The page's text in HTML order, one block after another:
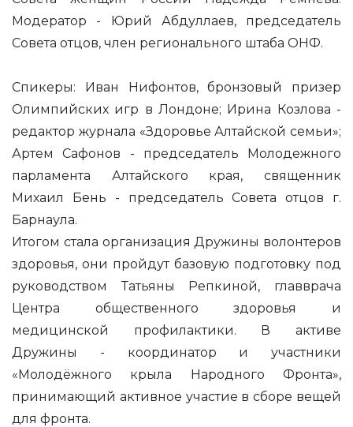
Модератор - Юрий Абдуллаев, председатель
Совета отцов, член регионального штаба ОНФ.
Спикеры: Иван Нифонтов, бронзовый призер
Олимпийских игр в Лондоне; Ирина Козлова -
редактор журнала «Здоровье Алтайской семьи»;
Артем Сафонов - председатель Молодежного
парламента Алтайского края, священник
Михаил Бень - председатель Совета отцов г.
Барнаула.
Итогом стала организация Дружины волонтеров
здоровья, они пройдут базовую подготовку под
руководством Татьяны Репкиной, главврача
Центра общественного здоровья и
медицинской профилактики. В активе
Дружины - координатор и участники
«Молодёжного крыла Народного Фронта»,
принимающий активное участие в сборе вещей
для фронта.